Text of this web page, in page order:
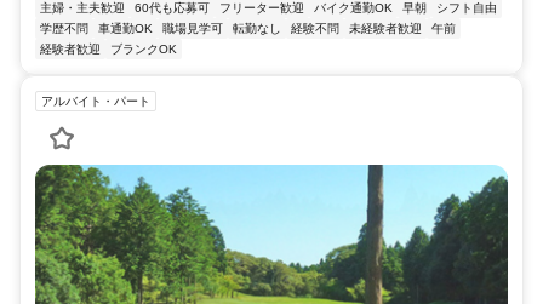
主婦・主夫歓迎
60代も応募可 フリーター歓迎 バイク通勤OK 早朝
シフト自由
学歴不問
車通勤OK 職場見学可 転勤なし 経験不問 未経験者歓迎
午前
経験者歓迎
ブランクOK
アルバイト・パート